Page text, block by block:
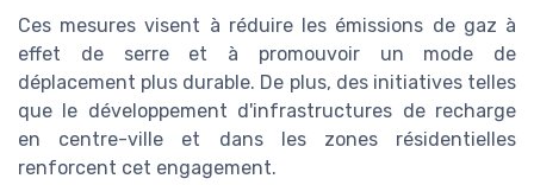
Ces mesures visent à réduire les émissions de gaz à
effet de serre et à promouvoir un mode de
déplacement plus durable. De plus, des initiatives telles
que le développement d'infrastructures de recharge
en centre-ville et dans les zones résidentielles
renforcent cet engagement.